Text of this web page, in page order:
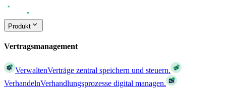
Produkt
Vertragsmanagement
VerwaltenVerträge zentral speichern und steuern.
VerhandelnVerhandlungsprozesse digital managen.